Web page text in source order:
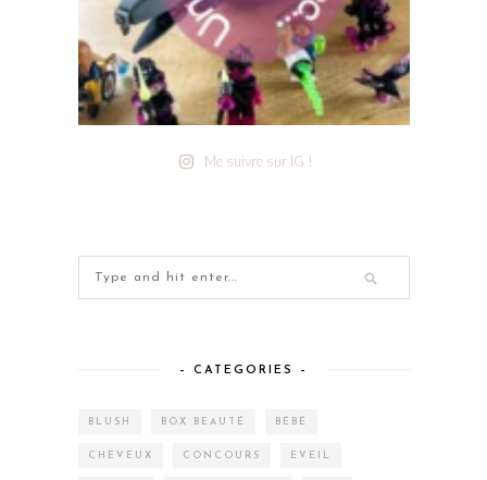
Me suivre sur IG !
– CATEGORIES –
BLUSH BOX BEAUTÉ BÉBÉ
CHEVEUX CONCOURS EVEIL